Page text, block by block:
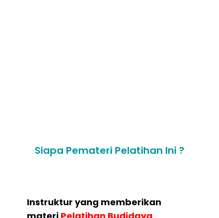
Siapa Pemateri Pelatihan Ini ?
Instruktur yang memberikan